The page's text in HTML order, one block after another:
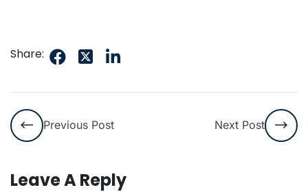
Share:
Previous Post Next Post
Leave A Reply